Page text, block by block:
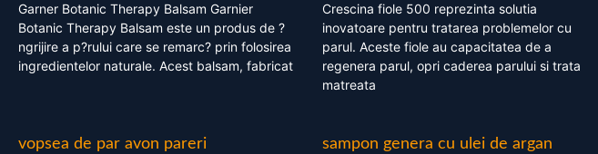
Garner Botanic Therapy Balsam Garnier
Botanic Therapy Balsam este un produs de ?
ngrijire a p?rului care se remarc? prin folosirea
ingredientelor naturale. Acest balsam, fabricat
Crescina fiole 500 reprezinta solutia
inovatoare pentru tratarea problemelor cu
parul. Aceste fiole au capacitatea de a
regenera parul, opri caderea parului si trata
matreata
vopsea de par avon pareri sampon genera cu ulei de argan